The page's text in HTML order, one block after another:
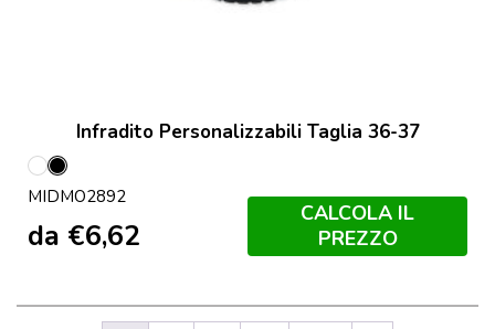
Infradito Personalizzabili Taglia 36-37
Bianco
Nero
MIDMO2892
da €6,62
CALCOLA IL
PREZZO